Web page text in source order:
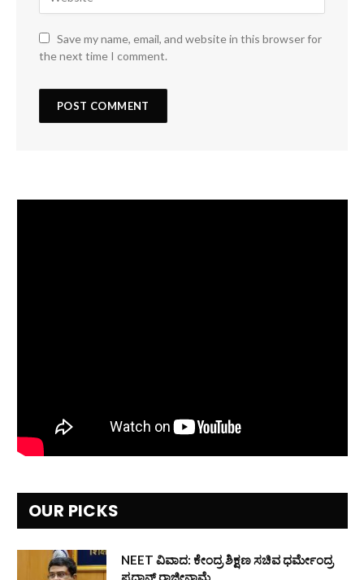
Save my name, email, and website in this browser for
the next time I comment.
OUR PICKS
NEET ವಿವಾದ: ಕೇಂದ್ರ ಶಿಕ್ಷಣ ಸಚಿವ ಧರ್ಮೇಂದ್ರ
ಪ್ರಧಾನ್ ರಾಜೀನಾಮೆ